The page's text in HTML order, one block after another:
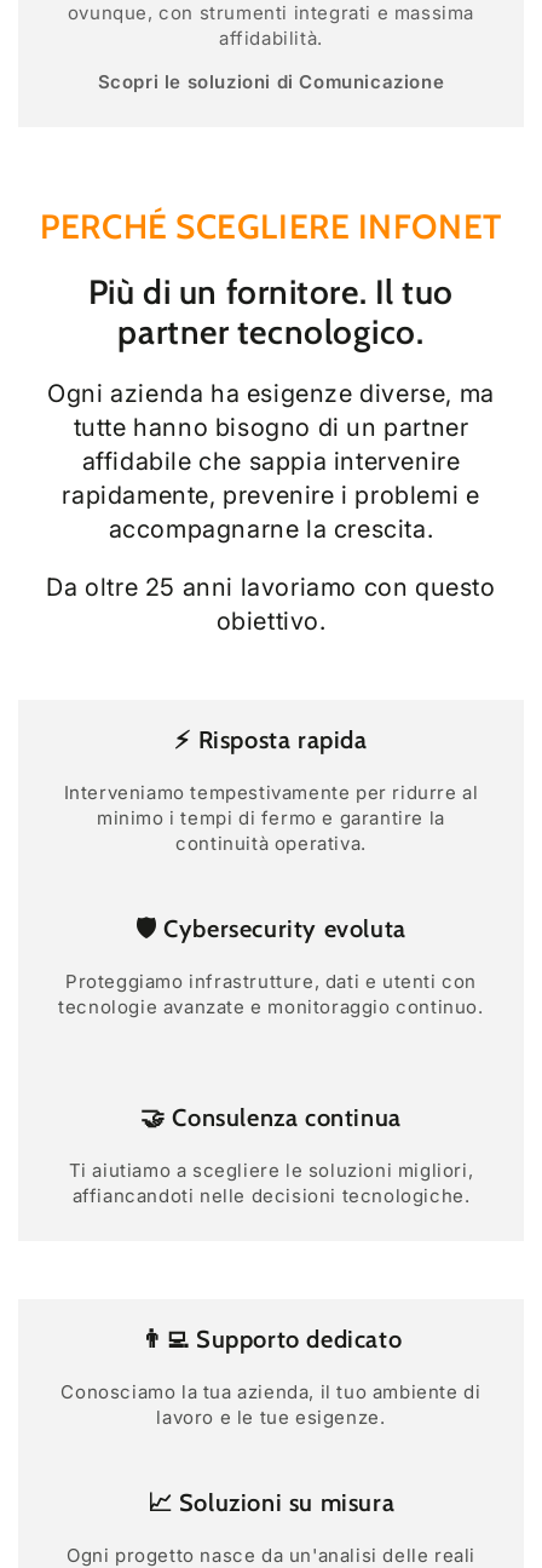
ovunque, con strumenti integrati e massima
affidabilità.
Scopri le soluzioni di Comunicazione
PERCHÉ SCEGLIERE INFONET
Più di un fornitore. Il tuo
partner tecnologico.
Ogni azienda ha esigenze diverse, ma
tutte hanno bisogno di un partner
affidabile che sappia intervenire
rapidamente, prevenire i problemi e
accompagnarne la crescita.
Da oltre 25 anni lavoriamo con questo
obiettivo.
⚡ Risposta rapida
Interveniamo tempestivamente per ridurre al
minimo i tempi di fermo e garantire la
continuità operativa.
🛡️ Cybersecurity evoluta
Proteggiamo infrastrutture, dati e utenti con
tecnologie avanzate e monitoraggio continuo.
🤝 Consulenza continua
Ti aiutiamo a scegliere le soluzioni migliori,
affiancandoti nelle decisioni tecnologiche.
👨‍💻 Supporto dedicato
Conosciamo la tua azienda, il tuo ambiente di
lavoro e le tue esigenze.
📈 Soluzioni su misura
Ogni progetto nasce da un'analisi delle reali